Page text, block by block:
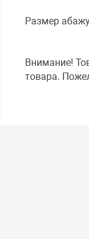
Размер
Внимание!
товара.